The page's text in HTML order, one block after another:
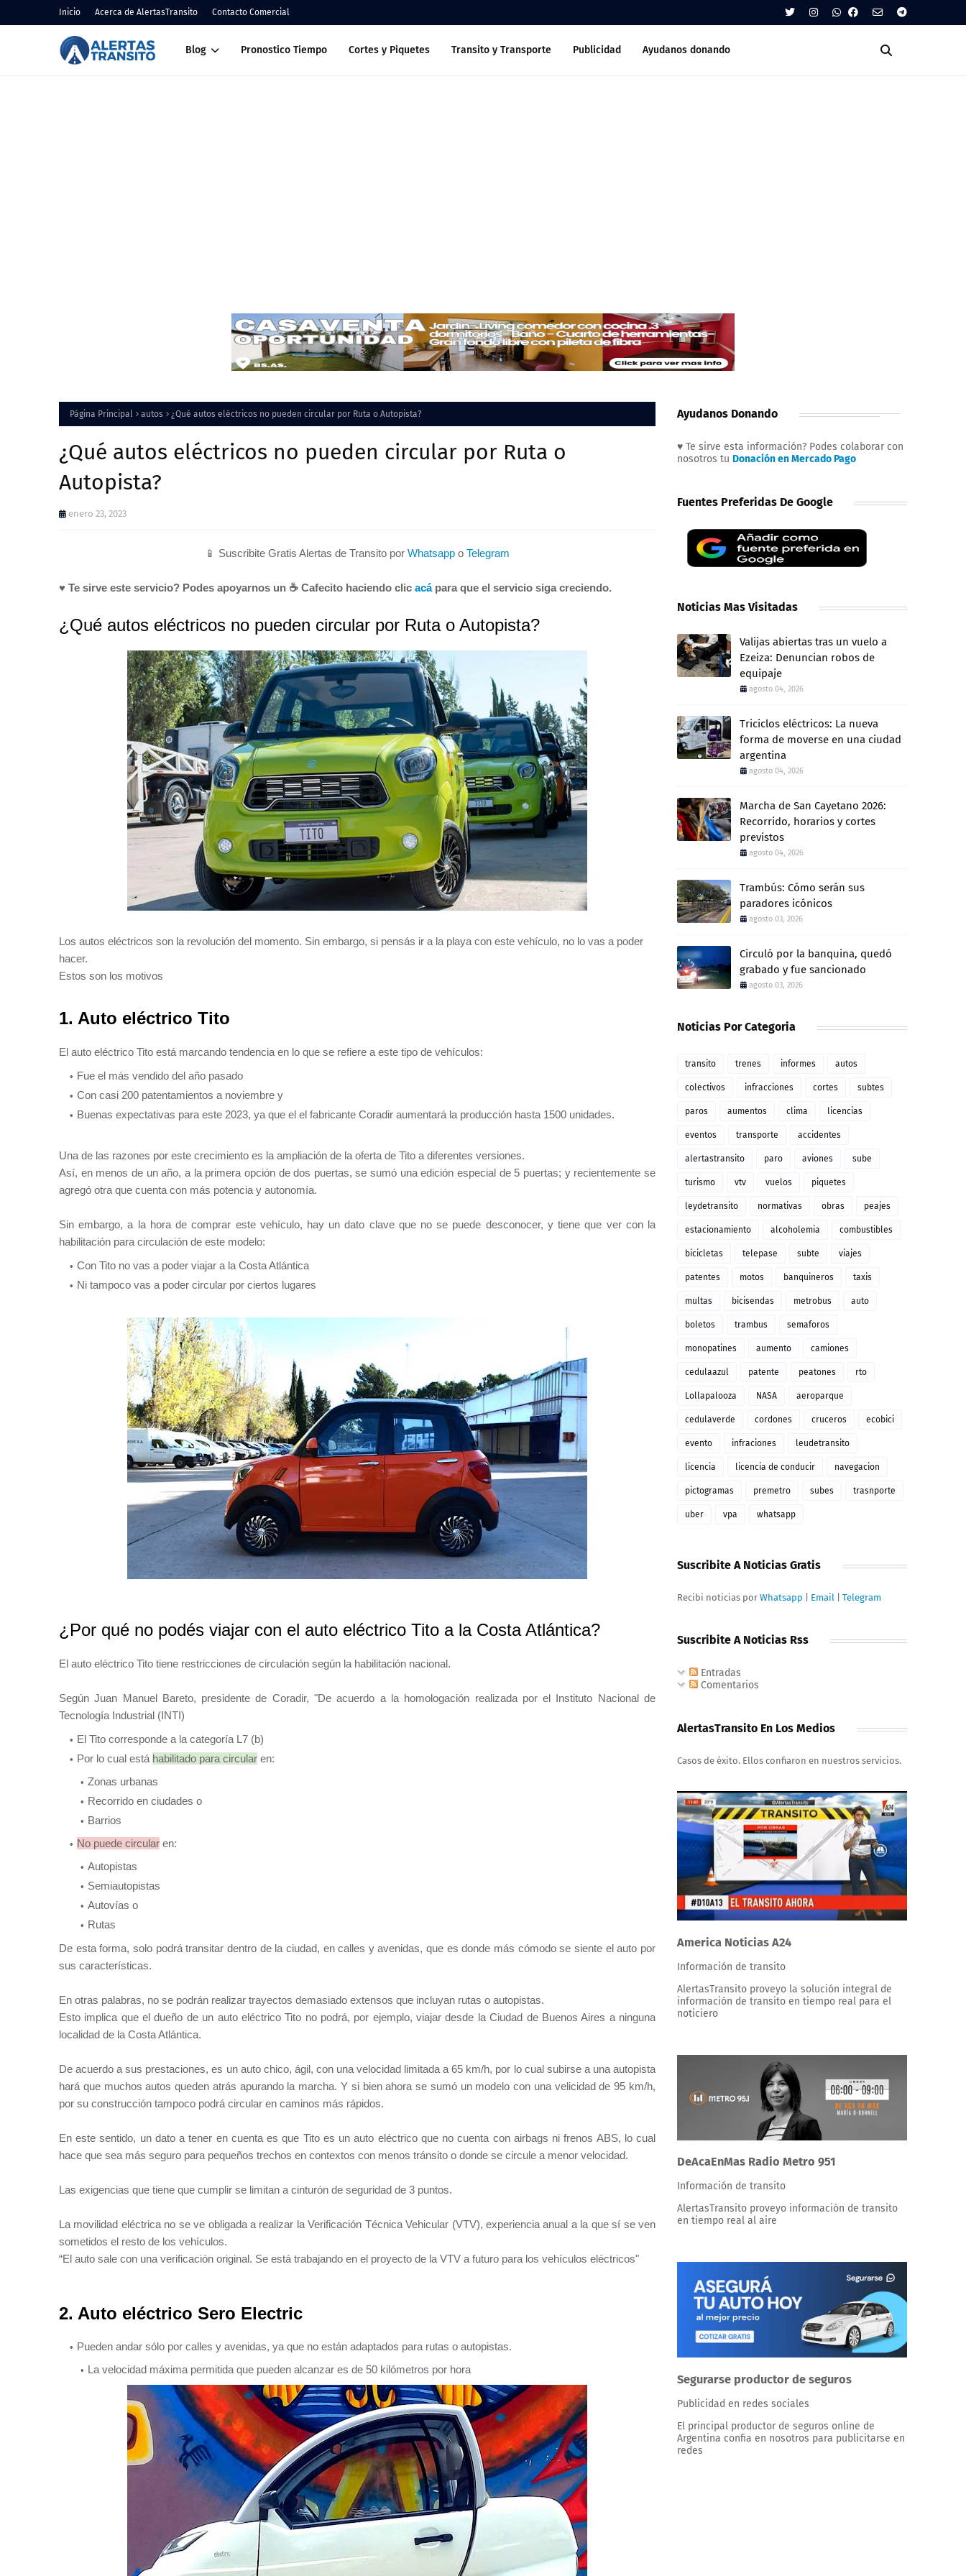
Inicio Acerca de AlertasTransito Contacto Comercial
Blog Pronostico Tiempo Cortes y Piquetes Transito y Transporte Publicidad Ayudanos donando
Página Principal autos ¿Qué autos eléctricos no pueden circular por Ruta o Autopista?
¿Qué autos eléctricos no pueden circular por Ruta o
Autopista?
enero 23, 2023
📱 Suscribite Gratis Alertas de Transito por Whatsapp o Telegram
♥ Te sirve este servicio? Podes apoyarnos un ☕ Cafecito haciendo clic acápara que el servicio siga creciendo.
¿Qué autos eléctricos no pueden circular por Ruta o Autopista?
Los autos eléctricos son la revolución del momento. Sin embargo, si pensás ir a la playa con este vehículo, no lo vas a poder
hacer.
Estos son los motivos
1. Auto eléctrico Tito
El auto eléctrico Tito está marcando tendencia en lo que se refiere a este tipo de vehículos:
Fue el más vendido del año pasado
Con casi 200 patentamientos a noviembre y
Buenas expectativas para este 2023, ya que el el fabricante Coradir aumentará la producción hasta 1500 unidades.
Una de las razones por este crecimiento es la ampliación de la oferta de Tito a diferentes versiones.
Así, en menos de un año, a la primera opción de dos puertas, se sumó una edición especial de 5 puertas; y recientemente se
agregó otra que cuenta con más potencia y autonomía.
Sin embargo, a la hora de comprar este vehículo, hay un dato clave que no se puede desconocer, y tiene que ver con la
habilitación para circulación de este modelo:
Con Tito no vas a poder viajar a la Costa Atlántica
Ni tampoco vas a poder circular por ciertos lugares
¿Por qué no podés viajar con el auto eléctrico Tito a la Costa Atlántica?
El auto eléctrico Tito tiene restricciones de circulación según la habilitación nacional.
Según Juan Manuel Bareto, presidente de Coradir, "De acuerdo a la homologación realizada por el Instituto Nacional de
Tecnología Industrial (INTI)
El Tito corresponde a la categoría L7 (b)
Por lo cual está habilitado para circular en:
Zonas urbanas
Recorrido en ciudades o
Barrios
No puede circular en:
Autopistas
Semiautopistas
Autovías o
Rutas
De esta forma, solo podrá transitar dentro de la ciudad, en calles y avenidas, que es donde más cómodo se siente el auto por
sus características.
En otras palabras, no se podrán realizar trayectos demasiado extensos que incluyan rutas o autopistas.
Esto implica que el dueño de un auto eléctrico Tito no podrá, por ejemplo, viajar desde la Ciudad de Buenos Aires a ninguna
localidad de la Costa Atlántica.
De acuerdo a sus prestaciones, es un auto chico, ágil, con una velocidad limitada a 65 km/h, por lo cual subirse a una autopista
hará que muchos autos queden atrás apurando la marcha. Y si bien ahora se sumó un modelo con una velicidad de 95 km/h,
por su construcción tampoco podrá circular en caminos más rápidos.
En este sentido, un dato a tener en cuenta es que Tito es un auto eléctrico que no cuenta con airbags ni frenos ABS, lo cual
hace que sea más seguro para pequeños trechos en contextos con menos tránsito o donde se circule a menor velocidad.
Las exigencias que tiene que cumplir se limitan a cinturón de seguridad de 3 puntos.
La movilidad eléctrica no se ve obligada a realizar la Verificación Técnica Vehicular (VTV), experiencia anual a la que sí se ven
sometidos el resto de los vehículos.
“El auto sale con una verificación original. Se está trabajando en el proyecto de la VTV a futuro para los vehículos eléctricos"
2. Auto eléctrico Sero Electric
Pueden andar sólo por calles y avenidas, ya que no están adaptados para rutas o autopistas.
La velocidad máxima permitida que pueden alcanzar es de 50 kilómetros por hora
Ayudanos Donando
♥ Te sirve esta información? Podes colaborar con
nosotros tu Donación en Mercado Pago
Fuentes Preferidas De Google
Noticias Mas Visitadas
Valijas abiertas tras un vuelo a
Ezeiza: Denuncian robos de
equipaje
agosto 04, 2026
Triciclos eléctricos: La nueva
forma de moverse en una ciudad
argentina
agosto 04, 2026
Marcha de San Cayetano 2026:
Recorrido, horarios y cortes
previstos
agosto 04, 2026
Trambús: Cómo serán sus
paradores icónicos
agosto 03, 2026
Circuló por la banquina, quedó
grabado y fue sancionado
agosto 03, 2026
Noticias Por Categoria
transito trenes informes autos
colectivos infracciones cortes subtes
paros aumentos clima licencias
eventos transporte accidentes
alertastransito paro aviones sube
turismo vtv vuelos piquetes
leydetransito normativas obras peajes
estacionamiento alcoholemia combustibles
bicicletas telepase subte viajes
patentes motos banquineros taxis
multas bicisendas metrobus auto
boletos trambus semaforos
monopatines aumento camiones
cedulaazul patente peatones rto
Lollapalooza NASA aeroparque
cedulaverde cordones cruceros ecobici
evento infraciones leudetransito
licencia licencia de conducir navegacion
pictogramas premetro subes trasnporte
uber vpa whatsapp
Suscribite A Noticias Gratis
Recibi noticias por Whatsapp Email Telegram
Suscribite A Noticias Rss
Entradas
Comentarios
AlertasTransito En Los Medios
Casos de éxito. Ellos confiaron en nuestros servicios.
America Noticias A24
Información de transito
AlertasTransito proveyo la solución integral de
información de transito en tiempo real para el
noticiero
DeAcaEnMas Radio Metro 951
Información de transito
AlertasTransito proveyo información de transito
en tiempo real al aire
Segurarse productor de seguros
Publicidad en redes sociales
El principal productor de seguros online de
Argentina confia en nosotros para publicitarse en
redes